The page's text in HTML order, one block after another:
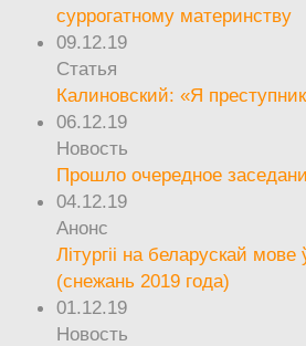
суррогатному материнству
09.12.19
Статья
Калиновский: «Я
06.12.19
Новость
Прошло очередное
04.12.19
Анонс
Літургіі на беларускай
(снежань 2019 года)
01.12.19
Новость